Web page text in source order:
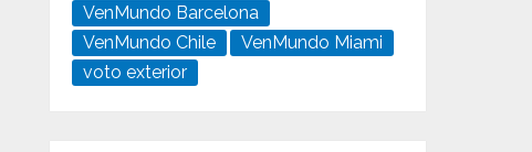
VenMundo Barcelona
VenMundo Chile
VenMundo Miami
voto exterior